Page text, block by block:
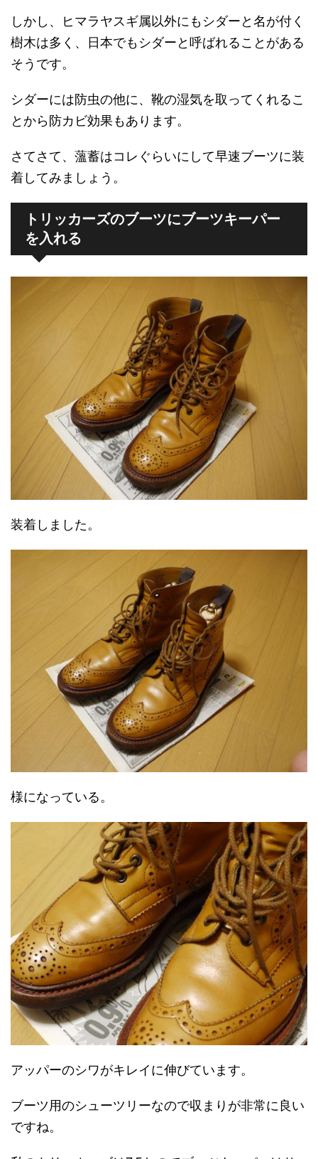
しかし、ヒマラヤスギ属以外にもシダーと名が付く
樹木は多く、日本でもシダーと呼ばれることがある
そうです。
シダーには防虫の他に、靴の湿気を取ってくれるこ
とから防カビ効果もあります。
さてさて、薀蓄はコレぐらいにして早速ブーツに装
着してみましょう。
トリッカーズのブーツにブーツキーパー
を入れる
装着しました。
様になっている。
アッパーのシワがキレイに伸びています。
ブーツ用のシューツリーなので収まりが非常に良い
ですね。